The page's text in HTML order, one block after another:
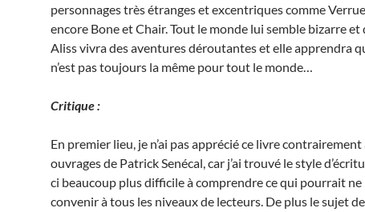
personnages très étranges et excentriques comme
encore Bone et Chair. Tout le monde lui semble bizarre et
Aliss vivra des aventures déroutantes et elle apprendra
n’est pas toujours la même pour tout le monde…
Critique :
En premier lieu, je n’ai pas apprécié ce livre
ouvrages de Patrick Senécal, car j’ai trouvé le style
ci beaucoup plus difficile à comprendre ce qui pourrait ne
convenir à tous les niveaux de lecteurs. De plus le sujet